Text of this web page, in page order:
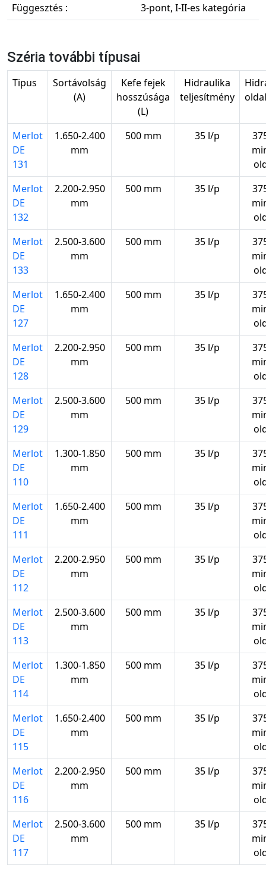
Függesztés :
3-pont, I-II-es kategória
Széria további típusai
Tipus
Sortávolság
(A)
Kefe fejek
hosszúsága
(L)
Hidraulika
teljesítmény
Merlot
DE
131
1.650-2.400
mm
500 mm 35 l/p
Merlot
DE
132
2.200-2.950
mm
500 mm 35 l/p
Merlot
DE
133
2.500-3.600
mm
500 mm 35 l/p
Merlot
DE
127
1.650-2.400
mm
500 mm 35 l/p
Merlot
DE
128
2.200-2.950
mm
500 mm 35 l/p
Merlot
DE
129
2.500-3.600
mm
500 mm 35 l/p
Merlot
DE
110
1.300-1.850
mm
500 mm 35 l/p
Merlot
DE
111
1.650-2.400
mm
500 mm 35 l/p
Merlot
DE
112
2.200-2.950
mm
500 mm 35 l/p
Merlot
DE
113
2.500-3.600
mm
500 mm 35 l/p
Merlot
DE
114
1.300-1.850
mm
500 mm 35 l/p
Merlot
DE
115
1.650-2.400
mm
500 mm 35 l/p
Merlot
DE
116
2.200-2.950
mm
500 mm 35 l/p
Merlot
DE
117
2.500-3.600
mm
500 mm 35 l/p